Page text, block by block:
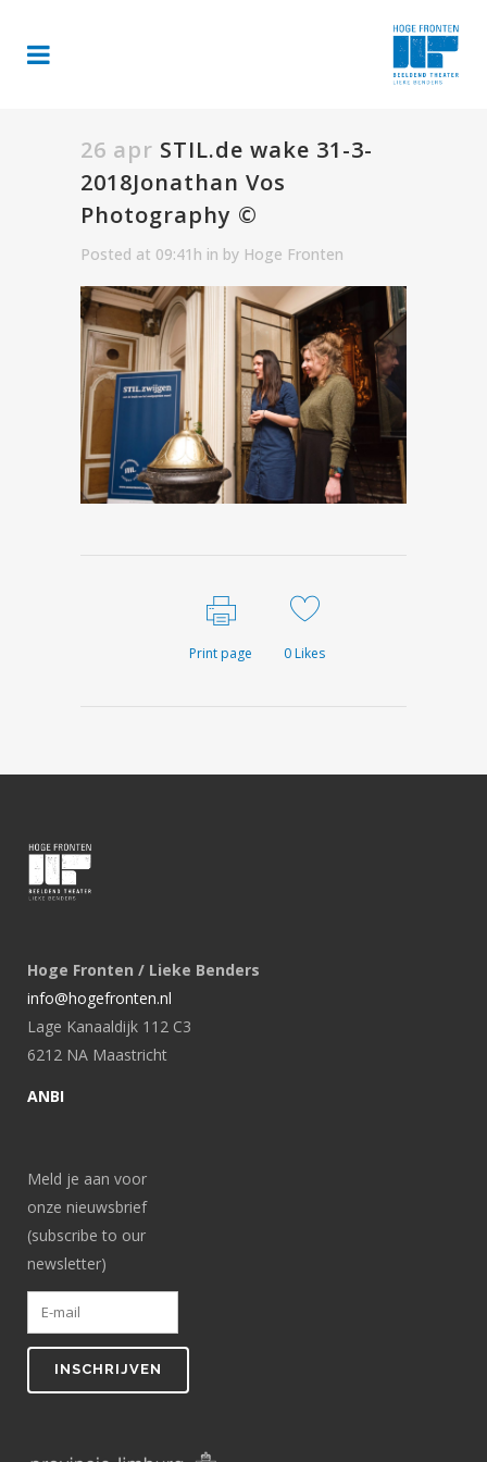
26 apr STIL.de wake 31-3-
2018Jonathan Vos
Photography ©
Posted at 09:41h in by Hoge Fronten
Print page 0Likes
Hoge Fronten / Lieke Benders
info@hogefronten.nl
Lage Kanaaldijk 112 C3
6212 NA Maastricht
ANBI
Meld je aan voor
onze nieuwsbrief
(subscribe to our
newsletter)